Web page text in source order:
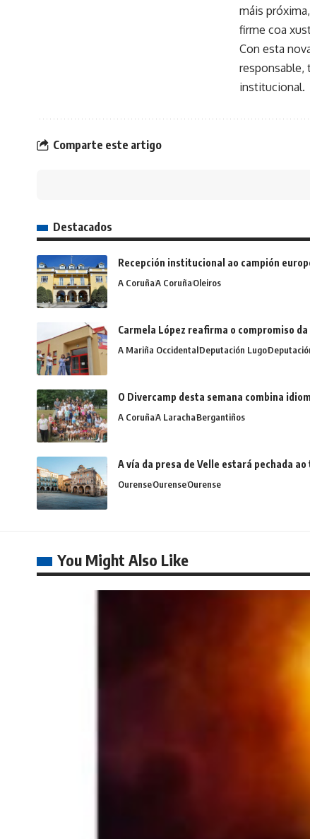
máis
firme coa
Con esta
responsable,
institucional.
Comparte este artigo
Destacados
Recepción institucional ao campión
A CoruñaA CoruñaOleiros
Carmela López reafirma o compromiso
A Mariña OccidentalDeputación Lugo
O Divercamp desta semana combina
A CoruñaA LarachaBergantiños
A vía da presa de Velle estará pechada
OurenseOurenseOurense
You Might Also Like